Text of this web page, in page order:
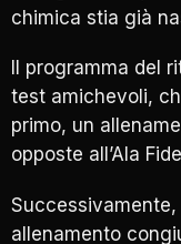
chimica stia già
Il programma del
test amichevoli,
primo, un
opposte all’Ala
allenamento